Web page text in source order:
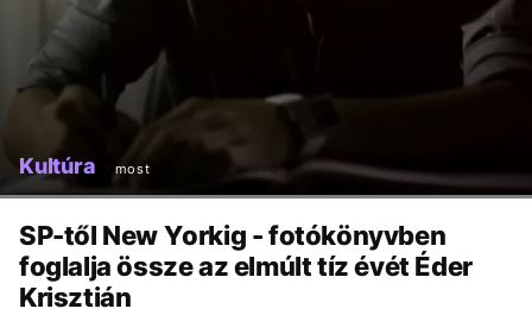
Kultúra most
SP-től New Yorkig - fotókönyvben
foglalja össze az elmúlt tíz évét Éder
Krisztián